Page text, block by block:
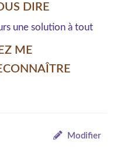
DIRE
une solution à tout
ME
Modifier